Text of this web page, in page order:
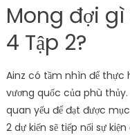
Mong đợi gì
4 Tập 2?
Ainz có tầm nhìn để thực
vương quốc của phù
quan yếu để đạt được
2 dự kiến ​​sẽ tiếp nối sự